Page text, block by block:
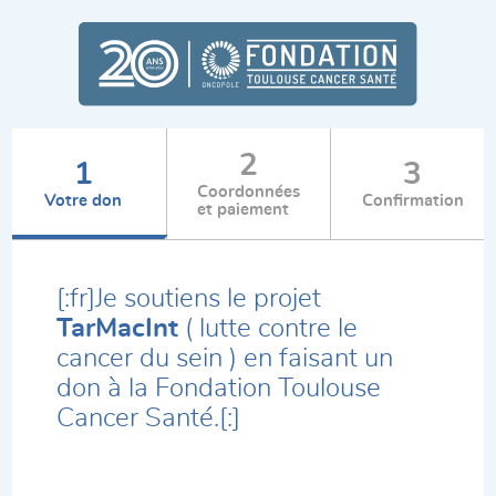
1
Votre don
2
Coordonnées
et paiement
3
Confirmation
[:fr]Je soutiens le projet
TarMacInt ( lutte contre le
cancer du sein ) en faisant un
don à la Fondation Toulouse
Cancer Santé.[:]